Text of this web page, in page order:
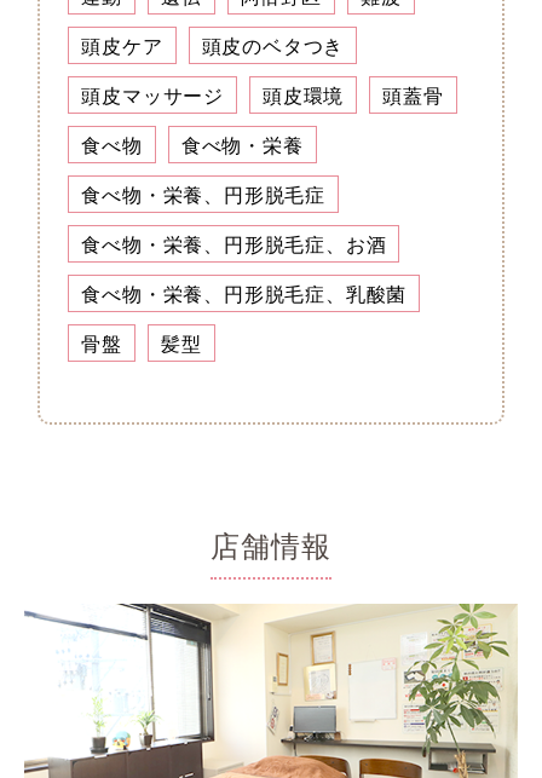
頭皮ケア
頭皮のベタつき
頭皮マッサージ
頭皮環境
頭蓋骨
食べ物
食べ物・栄養
食べ物・栄養、円形脱毛症
食べ物・栄養、円形脱毛症、お酒
食べ物・栄養、円形脱毛症、乳酸菌
骨盤
髪型
店舗情報